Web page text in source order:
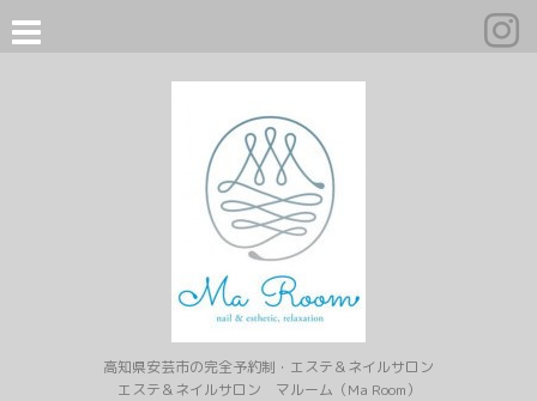
高知県安芸市の完全予約制・エステ＆ネイルサロン
エステ＆ネイルサロン マルーム（Ma Room）